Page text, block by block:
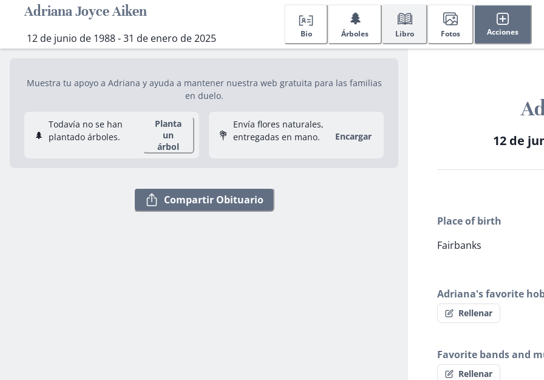
Adriana Joyce Aiken
12 de junio de 1988 - 31 de enero de 2025 Bio
🌲
Árboles Libro Fotos Acciones
Muestra tu apoyo a Adriana y ayuda a mantener nuestra web gratuita para las familias
en duelo.
🌲
Todavía no se han
plantado árboles.
Planta
un
árbol
💐
Envía flores naturales,
entregadas en mano.
Encargar
Compartir Obituario
12 de
Place of birth
Fairbanks
Adriana's favorite
Rellenar
Favorite bands and
Rellenar